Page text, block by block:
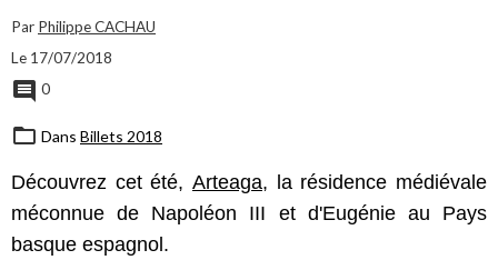
Par Philippe CACHAU
Le 17/07/2018
0
Dans Billets 2018
Découvrez cet été, Arteaga, la résidence médiévale
méconnue de Napoléon III et d'Eugénie au Pays
basque espagnol.